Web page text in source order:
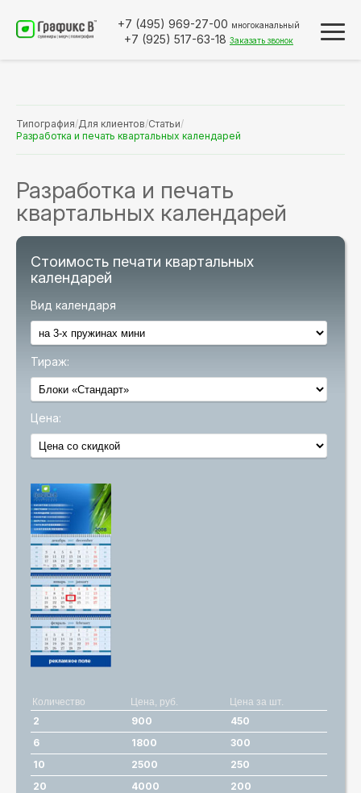
+7 (495) 969-27-00 многоканальный
+7 (925) 517-63-18 Заказать звонок
Типография/Для клиентов/Статьи/
Разработка и печать квартальных календарей
Разработка и печать
квартальных календарей
Стоимость печати квартальных
календарей
Вид календаря
Тираж:
Цена:
Количество Цена, руб. Цена за шт.
2 900
450
6
1800
300
10
2500
250
20
4000
200